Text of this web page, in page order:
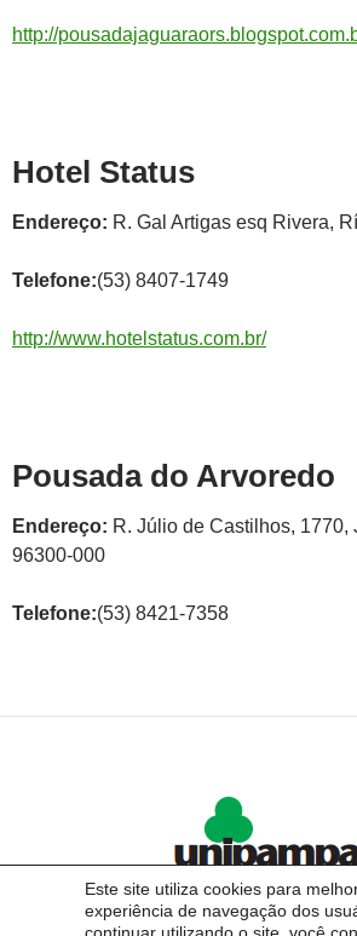
Este site utiliza cookies para
experiência de navegação dos
http://
Hotel Status
Endereço: R. Gal Artigas esq Rivera,
Telefone:(53) 8407-1749
http://www.hotelstatus.com.br/
Pousada do Arvoredo
Endereço: R. Júlio de Castilhos, 1770,
96300-000
Telefone:(53) 8421-7358